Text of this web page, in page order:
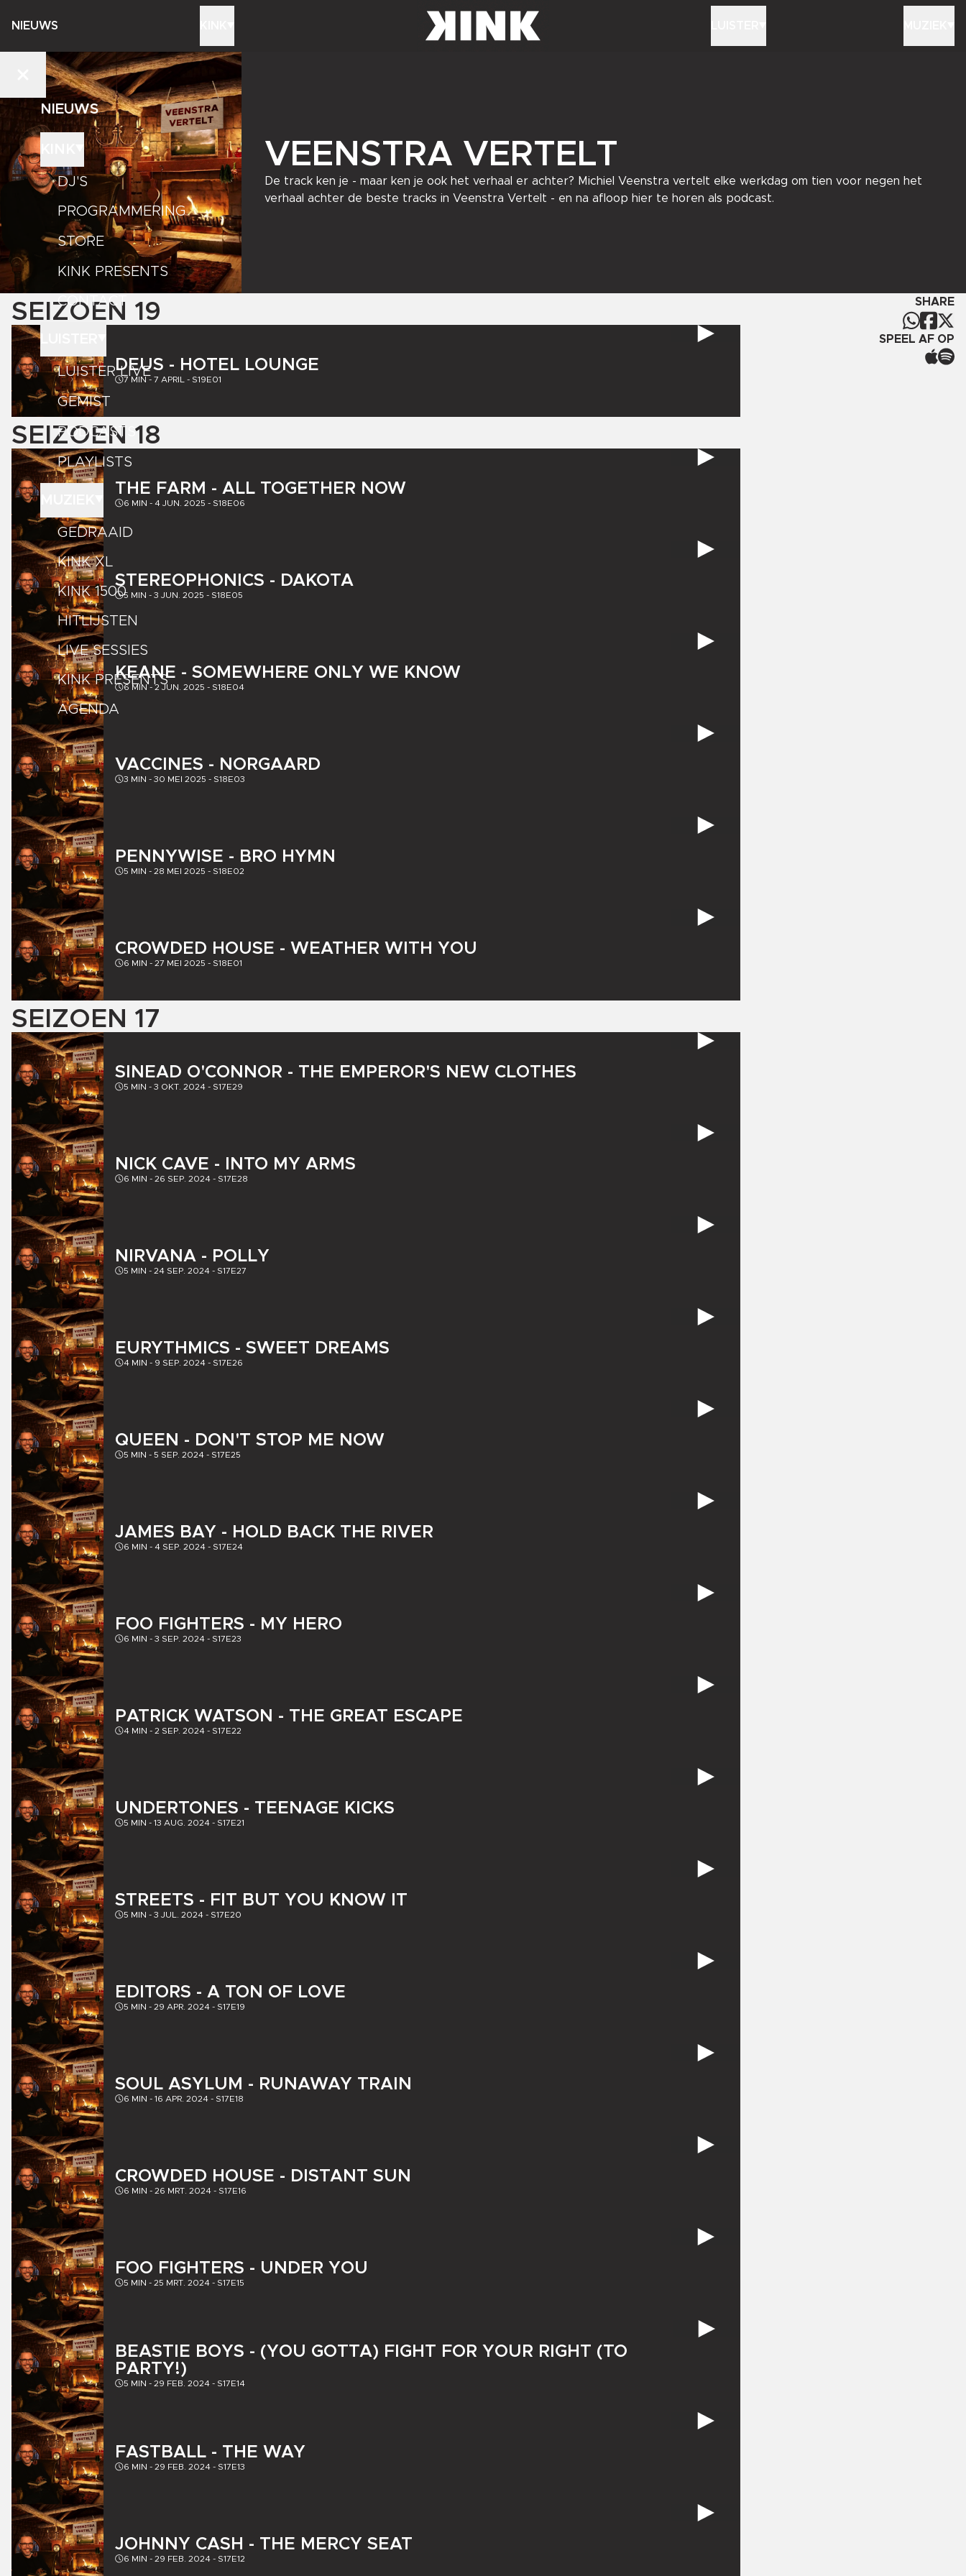
NIEUWS
NIEUWS
DJ'S
PROGRAMMERING
STORE
KINK PRESENTS
CONTACT
LUISTER LIVE
GEMIST
PODCASTS
PLAYLISTS
GEDRAAID
KINK XL
KINK 1500
HITLIJSTEN
LIVE SESSIES
KINK PRESENTS
AGENDA
VEENSTRA VERTELT
De track ken je - maar ken je ook het verhaal er achter? Michiel Veenstra vertelt elke werkdag om tien voor negen het
verhaal achter de beste tracks in Veenstra Vertelt - en na afloop hier te horen als podcast.
SEIZOEN 19
DEUS - HOTEL LOUNGE
7 MIN - 7 APRIL - S19E01
SEIZOEN 18
THE FARM - ALL TOGETHER NOW
6 MIN - 4 JUN. 2025 - S18E06
STEREOPHONICS - DAKOTA
5 MIN - 3 JUN. 2025 - S18E05
KEANE - SOMEWHERE ONLY WE KNOW
6 MIN - 2 JUN. 2025 - S18E04
VACCINES - NORGAARD
3 MIN - 30 MEI 2025 - S18E03
PENNYWISE - BRO HYMN
5 MIN - 28 MEI 2025 - S18E02
CROWDED HOUSE - WEATHER WITH YOU
6 MIN - 27 MEI 2025 - S18E01
SEIZOEN 17
SINEAD O'CONNOR - THE EMPEROR'S NEW CLOTHES
5 MIN - 3 OKT. 2024 - S17E29
NICK CAVE - INTO MY ARMS
6 MIN - 26 SEP. 2024 - S17E28
NIRVANA - POLLY
5 MIN - 24 SEP. 2024 - S17E27
EURYTHMICS - SWEET DREAMS
4 MIN - 9 SEP. 2024 - S17E26
QUEEN - DON'T STOP ME NOW
5 MIN - 5 SEP. 2024 - S17E25
JAMES BAY - HOLD BACK THE RIVER
6 MIN - 4 SEP. 2024 - S17E24
FOO FIGHTERS - MY HERO
6 MIN - 3 SEP. 2024 - S17E23
PATRICK WATSON - THE GREAT ESCAPE
4 MIN - 2 SEP. 2024 - S17E22
UNDERTONES - TEENAGE KICKS
5 MIN - 13 AUG. 2024 - S17E21
STREETS - FIT BUT YOU KNOW IT
5 MIN - 3 JUL. 2024 - S17E20
EDITORS - A TON OF LOVE
5 MIN - 29 APR. 2024 - S17E19
SOUL ASYLUM - RUNAWAY TRAIN
6 MIN - 16 APR. 2024 - S17E18
CROWDED HOUSE - DISTANT SUN
6 MIN - 26 MRT. 2024 - S17E16
FOO FIGHTERS - UNDER YOU
5 MIN - 25 MRT. 2024 - S17E15
BEASTIE BOYS - (YOU GOTTA) FIGHT FOR YOUR RIGHT (TO
PARTY!)
5 MIN - 29 FEB. 2024 - S17E14
FASTBALL - THE WAY
6 MIN - 29 FEB. 2024 - S17E13
JOHNNY CASH - THE MERCY SEAT
6 MIN - 29 FEB. 2024 - S17E12
SHARE
SPEEL AF OP